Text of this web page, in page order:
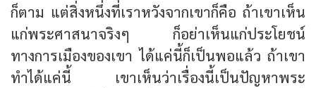
ก็ตาม แต่สิ่งหนึ่งที่เราหวังจากเขาก็คือ ถ้าเขาเห็น
แก่พระศาสนาจริงๆ ก็อย่าเห็นแก่ประโยชน์
ทางการเมืองของเขา ได้แค่นี้ก็เป็นพอแล้ว ถ้าเขา
ทำได้แค่นี้ เขาเห็นว่าเรื่องนี้เป็นปัญหาพระ